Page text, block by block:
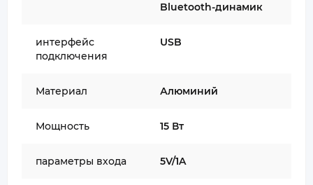
Bluetooth-динамик
интерфейс
подключения
USB
Материал Алюминий
Мощность 15 Вт
параметры входа 5V/1A